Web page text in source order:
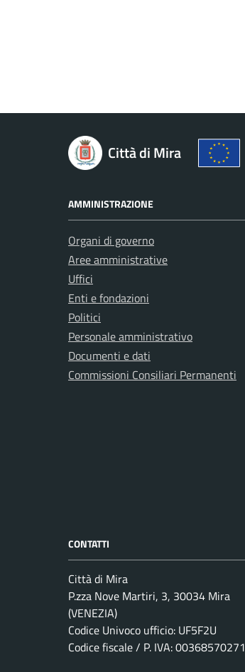
Città di Mira
AMMINISTRAZIONE
Organi di governo
Aree amministrative
Uffici
Enti e fondazioni
Politici
Personale amministrativo
Documenti e dati
Commissioni Consiliari Permanenti
CONTATTI
Città di Mira
P.zza Nove Martiri, 3, 30034 Mira
(VENEZIA)
Codice Univoco ufficio: UF5F2U
Codice fiscale / P. IVA: 00368570271